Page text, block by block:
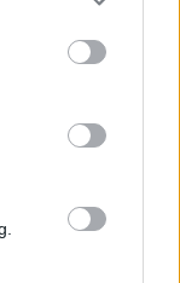
may click to
party tags to
below Google